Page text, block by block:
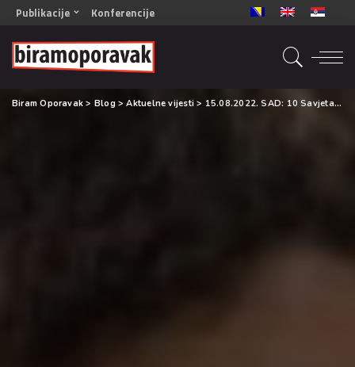
Publikacije
OPORAVAK- Naš zajednički cilj BiH/CG
OPORAVAK- Naš zajednički cilj SRB
RECOVERY- Our common goal ENG
OPORAVAK- Naš zajednički cilj 2
Konferencije
Biram Oporavak > Blog>Aktuelne vijesti > 15.08.2022. SAD: 10 Savjeta za razgovor o oporavku sa vašim roditeljima